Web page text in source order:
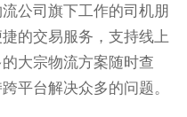
公司旗下工作的司机朋
的交易服务，支持线上
大宗物流方案随时查
平台解决众多的问题。